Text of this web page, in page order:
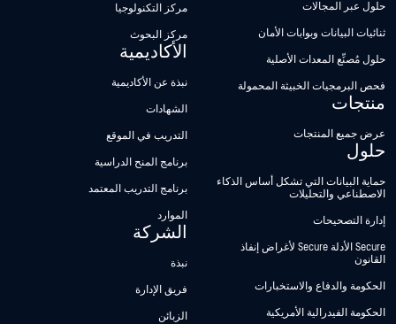
حلول عبر المجالات
ثنائيات البيانات وبوابات الأمان
حلول مُصنِّع المعدات الأصلية
فحص البرمجيات الخبيثة المحمولة
منتجات
عرض جميع المنتجات
حلول
حماية البيانات التي تشكل أساس الذكاء
الاصطناعي والتحليلات
إدارة التصحيحات
Secure الأدلة Secure لأغراض إنفاذ
القانون
الحكومة والدفاع والاستخبارات
الحكومة الفيدرالية الأمريكية
مركز التكنولوجيا
مركز البحوث
الأكاديمية
نبذة عن الأكاديمية
الشهادات
التدريب في الموقع
برنامج المنح الدراسية
برنامج التدريب المعتمد
الموارد
الشركة
نبذة
فريق الإدارة
الزبائن